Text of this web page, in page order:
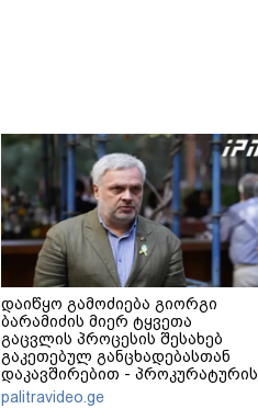
დაიწყო გამოძიება გიორგი
ბარამიძის მიერ ტყვეთა
გაცვლის პროცესის შესახებ
გაკეთებულ განცხადებასთან
დაკავშირებით - პროკურატურის
განცხადება
palitravideo.ge